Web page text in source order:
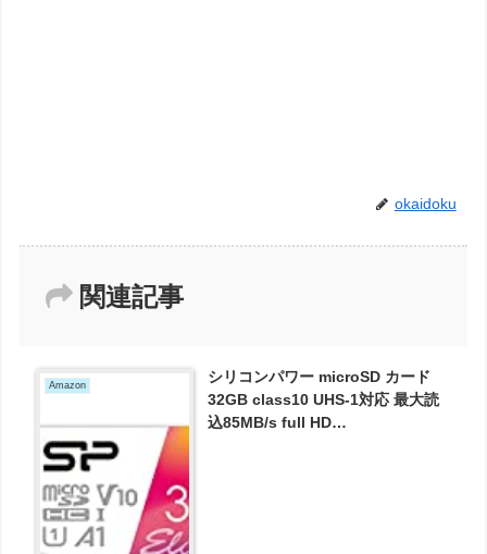
okaidoku
関連記事
Amazon
シリコンパワー microSD カード
32GB class10 UHS-1対応 最大読
込85MB/s full HD